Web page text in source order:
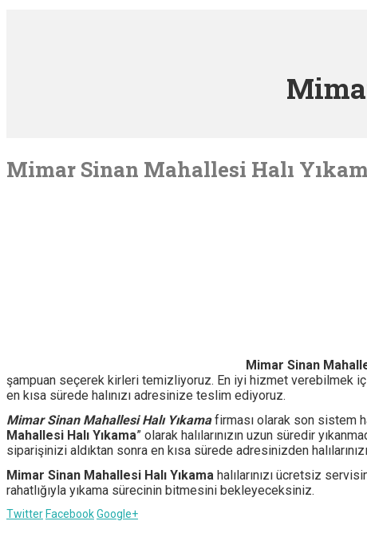
Mimar Sinan Mahallesi Halı
Mimar Sinan
şampuan seçerek kirleri temizliyoruz. En iyi hizmet verebilmek
en kısa sürede halınızı adresinize teslim ediyoruz.
Mimar Sinan Mahallesi Halı Yıkamafirması olarak son sistem
Mahallesi Halı Yıkama” olarak halılarınızın uzun süredir
siparişinizi aldıktan sonra en kısa sürede adresinizden
Mimar Sinan Mahallesi Halı Yıkama halılarınızı ücretsiz
rahatlığıyla yıkama sürecinin bitmesini bekleyeceksiniz.
Twitter FacebookGoogle+